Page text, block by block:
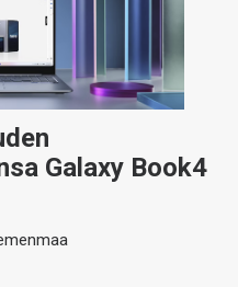
Galaxy Book4